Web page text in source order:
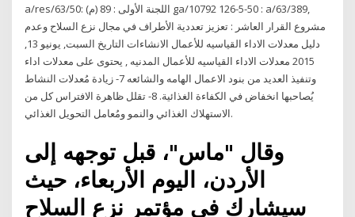
a/res/63/50: اللجنة الأولى : 89 (م) ga/10792 126-5-50 : a/63/389,
مشروع القرار العاشر : تعزيز تعددية الأطراف في مجال نزع السلاح وعدم
دليل معدلات الاداء القياسيه للأعمال الانشاءات التاريخ السبت, يونيو 13,
2015 معدلات الاداء القياسيه للأعمال المدنيه , يحتوى على معدلات اداء
وتنفيذ العديد من بنود الاعمال الهامه والشائعه 7- زيادة مُعدلات النشاط
يُصاحبها انخفاض في الكفاءة الغذائية. 8- تقلل ظاهرة الافتراس كل من
الاستهلاك الغذائي والنمو ومُعامل التحويل الغذائي.
وقال "ماس"، قبل توجهه إلى
الأردن، اليوم الأربعاء، حيث
سيشارك في مؤتمر نزع السلاح